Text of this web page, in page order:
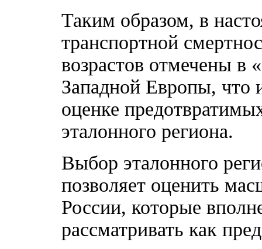
Таким образом, в
транспортной
возрастов отмечены в
Западной Европы, что
оценке
эталонного региона.
Выбор эталонного
позволяет оценить
России, которые
рассматривать как